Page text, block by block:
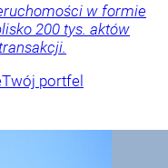
w formie
200 tys. aktów
Twój portfel